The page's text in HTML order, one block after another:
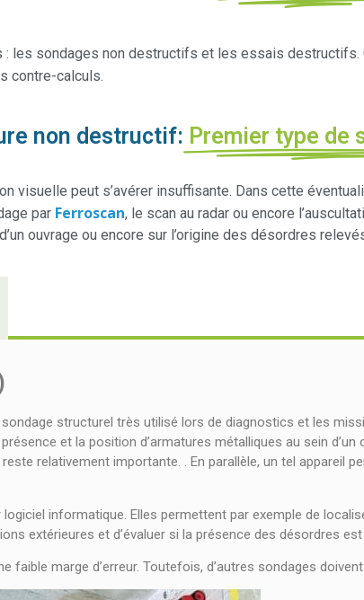
les sondages non destructifs et les essais
contre-calculs.
non destructif: Premier type de
visuelle peut s’avérer insuffisante. Dans cette
par Ferroscan, le scan au radar ou encore
ouvrage ou encore sur l’origine des désordres
structurel très utilisé lors de diagnostics et les
et la position d’armatures métalliques au sein
relativement importante. . En parallèle, un tel appareil
informatique. Elles permettent par exemple de
extérieures et d’évaluer si la présence des désordres
faible marge d’erreur. Toutefois, d’autres sondages